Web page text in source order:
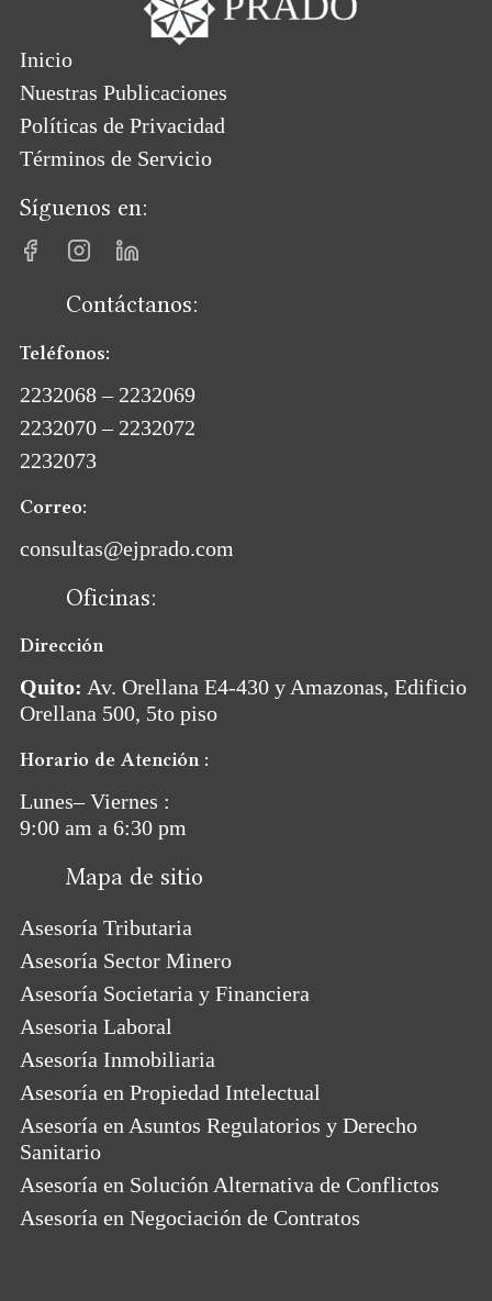
Inicio
Nuestras Publicaciones
Políticas de Privacidad
Términos de Servicio
Síguenos en:
Contáctanos:
Teléfonos:
2232068 – 2232069
2232070 – 2232072
2232073
Correo:
consultas@ejprado.com
Oficinas:
Dirección
Quito: Av. Orellana E4-430 y Amazonas, Edificio
Orellana 500, 5to piso
Horario de Atención :
Lunes– Viernes :
9:00 am a 6:30 pm
Mapa de sitio
Asesoría Tributaria
Asesoría Sector Minero
Asesoría Societaria y Financiera
Asesoria Laboral
Asesoría Inmobiliaria
Asesoría en Propiedad Intelectual
Asesoría en Asuntos Regulatorios y Derecho
Sanitario
Asesoría en Solución Alternativa de Conflictos
Asesoría en Negociación de Contratos